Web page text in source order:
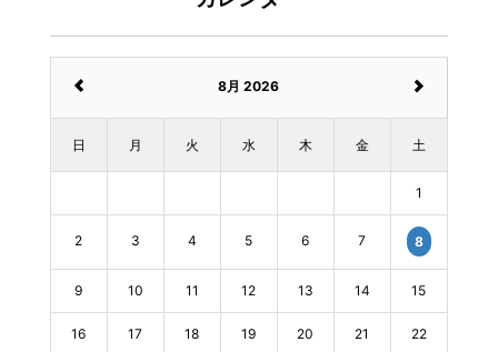
8月 2026
日 月 火 水 木 金 土
1
2 3 4 5 6 7 8
9 10 11 12 13 14 15
16 17 18 19 20 21 22